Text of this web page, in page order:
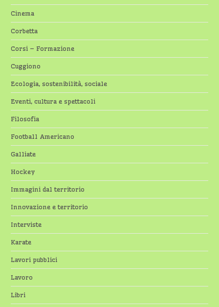
Cinema
Corbetta
Corsi – Formazione
Cuggiono
Ecologia, sostenibilità, sociale
Eventi, cultura e spettacoli
Filosofia
Football Americano
Galliate
Hockey
Immagini dal territorio
Innovazione e territorio
Interviste
Karate
Lavori pubblici
Lavoro
Libri